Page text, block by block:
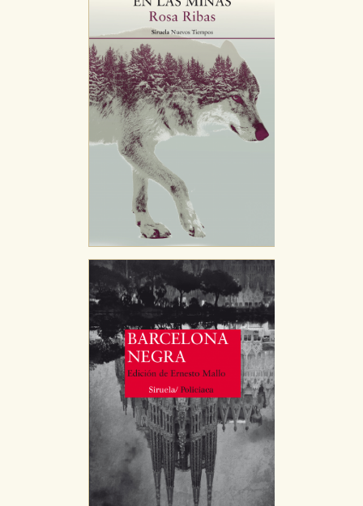
CONFIGURACIÓN DE COOKIES
HABILITAR TODO RECHAZAR TODO
Cookies necesarias
Estas cookies son necesarias para que nuestro sitio
web funcione y no es posible deshabilitarlas desde
nuestro sistema. Es posible hacerlo desde el
navegador, pero en ese caso es posible que algunas
áreas de nuestra web dejen de funcionar
Cookies de rendimiento y analíticas
Estas cookies se utilizan para mejorar su experiencia
de navegación y optimizar el funcionamiento de
nuestro sitio web. Almacenan configuraciones de
servicios para que no tenga que reconfigurarlos cada
vez que nos visita. La información es agregada y, por lo
tanto, es anónima.
Cookies de publicidad y redes sociales
Estas cookies son gestionadas por nuestros socios
publicitarios y se utilizan para mostrar publicidad
relevante para sus intereses en otros sitios. No
almacenan directamente información personal sino
que se basan en la identificación única de su
navegador y dispositivo de internet.
GUARDAR CONFIGURACIÓN